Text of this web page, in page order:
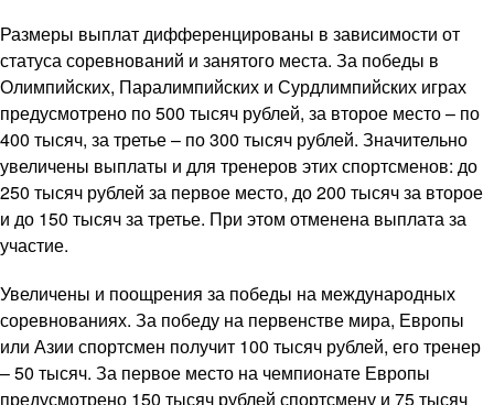
Размеры выплат дифференцированы в зависимости от
статуса соревнований и занятого места. За победы в
Олимпийских, Паралимпийских и Сурдлимпийских играх
предусмотрено по 500 тысяч рублей, за второе место – по
400 тысяч, за третье – по 300 тысяч рублей. Значительно
увеличены выплаты и для тренеров этих спортсменов: до
250 тысяч рублей за первое место, до 200 тысяч за второе
и до 150 тысяч за третье. При этом отменена выплата за
участие.
Увеличены и поощрения за победы на международных
соревнованиях. За победу на первенстве мира, Европы
или Азии спортсмен получит 100 тысяч рублей, его тренер
– 50 тысяч. За первое место на чемпионате Европы
предусмотрено 150 тысяч рублей спортсмену и 75 тысяч